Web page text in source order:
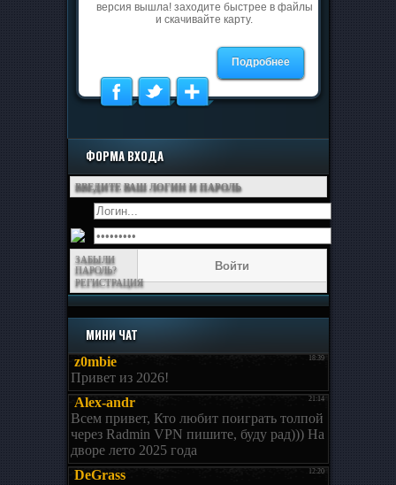
версия вышла! заходите быстрее в файлы
и скачивайте карту.
Подробнее
ФОРМА ВХОДА
ВВЕДИТЕ ВАШ ЛОГИН И ПАРОЛЬ
ЗАБЫЛИ
ПАРОЛЬ?
РЕГИСТРАЦИЯ
МИНИ ЧАТ